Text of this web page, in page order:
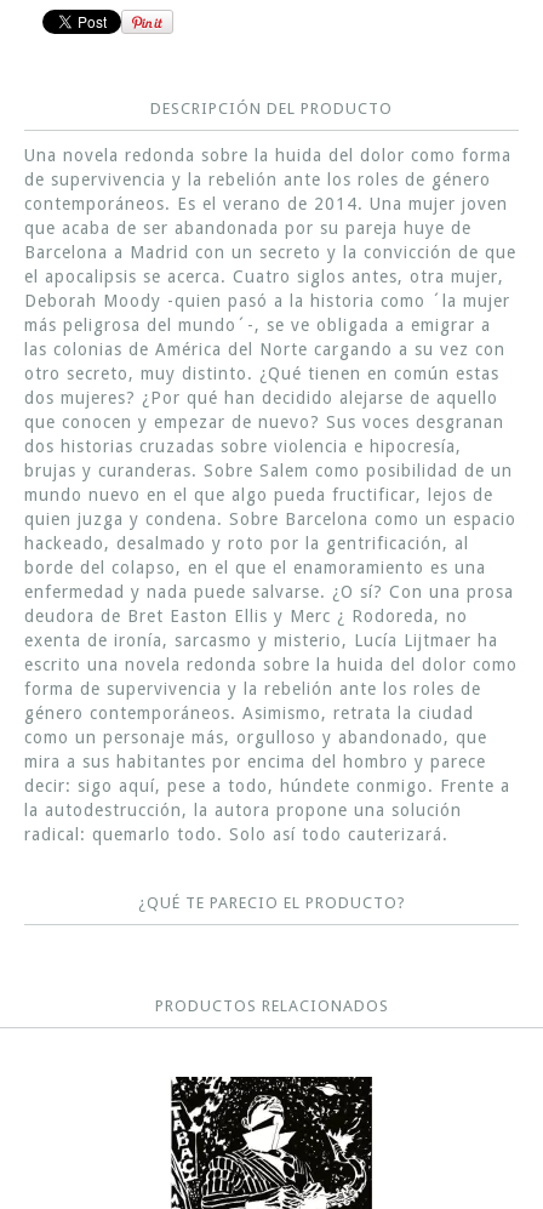
DESCRIPCIÓN DEL PRODUCTO
Una novela redonda sobre la huida del dolor como forma
de supervivencia y la rebelión ante los roles de género
contemporáneos. Es el verano de 2014. Una mujer joven
que acaba de ser abandonada por su pareja huye de
Barcelona a Madrid con un secreto y la convicción de que
el apocalipsis se acerca. Cuatro siglos antes, otra mujer,
Deborah Moody -quien pasó a la historia como ´la mujer
más peligrosa del mundo´-, se ve obligada a emigrar a
las colonias de América del Norte cargando a su vez con
otro secreto, muy distinto. ¿Qué tienen en común estas
dos mujeres? ¿Por qué han decidido alejarse de aquello
que conocen y empezar de nuevo? Sus voces desgranan
dos historias cruzadas sobre violencia e hipocresía,
brujas y curanderas. Sobre Salem como posibilidad de un
mundo nuevo en el que algo pueda fructificar, lejos de
quien juzga y condena. Sobre Barcelona como un espacio
hackeado, desalmado y roto por la gentrificación, al
borde del colapso, en el que el enamoramiento es una
enfermedad y nada puede salvarse. ¿O sí? Con una prosa
deudora de Bret Easton Ellis y Merc ¿ Rodoreda, no
exenta de ironía, sarcasmo y misterio, Lucía Lijtmaer ha
escrito una novela redonda sobre la huida del dolor como
forma de supervivencia y la rebelión ante los roles de
género contemporáneos. Asimismo, retrata la ciudad
como un personaje más, orgulloso y abandonado, que
mira a sus habitantes por encima del hombro y parece
decir: sigo aquí, pese a todo, húndete conmigo. Frente a
la autodestrucción, la autora propone una solución
radical: quemarlo todo. Solo así todo cauterizará.
¿QUÉ TE PARECIO EL PRODUCTO?
PRODUCTOS RELACIONADOS